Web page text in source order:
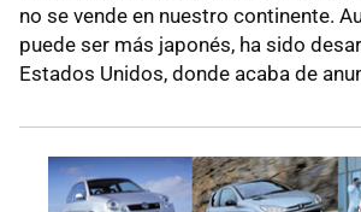
no se vende en nuestro continente.
puede ser más japonés, ha sido
Estados Unidos, donde acaba de